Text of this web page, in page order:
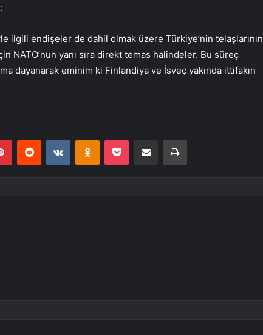
ilgili endişeler de dahil olmak üzere Türkiye’nin telaşlarının
NATO’nun yanı sıra direkt temas halindeler. Bu süreç
dayanarak eminim ki Finlandiya ve İsveç yakında ittifakın
PinterestReddit VKontakteOdnoklassniki
Pocket E-Posta ile paylaş Yazdır